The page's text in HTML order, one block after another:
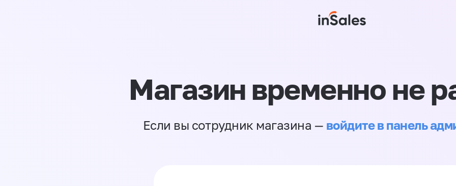
Магазин временно не
Если вы сотрудник магазина — войдите в панель